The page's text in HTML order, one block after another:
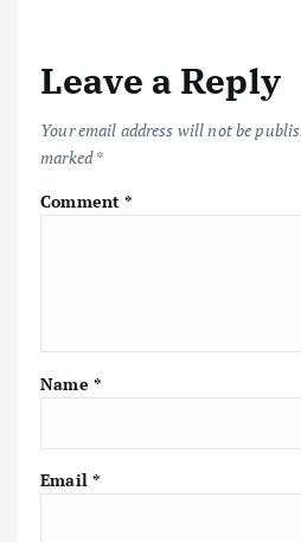
Leave a Reply
Your email address will not be
marked*
Comment*
Name *
Email *